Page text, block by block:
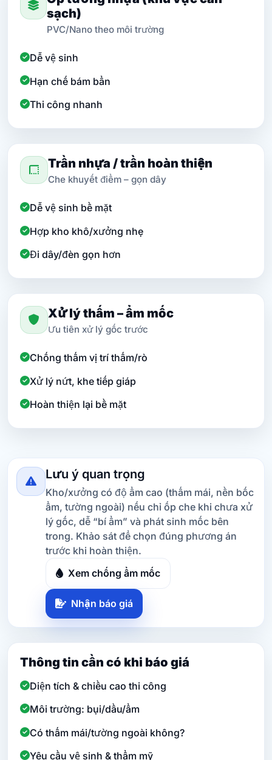
sạch)
PVC/Nano theo môi trường
Dễ vệ sinh
Hạn chế bám bẩn
Thi công nhanh
Trần nhựa / trần hoàn thiện
Che khuyết điểm – gọn dây
Dễ vệ sinh bề mặt
Hợp kho khô/xưởng nhẹ
Đi dây/đèn gọn hơn
Xử lý thấm – ẩm mốc
Ưu tiên xử lý gốc trước
Chống thấm vị trí thấm/rò
Xử lý nứt, khe tiếp giáp
Hoàn thiện lại bề mặt
Lưu ý quan trọng
Kho/xưởng có độ ẩm cao (thấm mái, nền bốc
ẩm, tường ngoài) nếu chỉ ốp che khi chưa xử
lý gốc, dễ “bí ẩm” và phát sinh mốc bên
trong. Khảo sát để chọn đúng phương án
trước khi hoàn thiện.
Xem chống ẩm mốc
Nhận báo giá
Thông tin cần có khi báo giá
Diện tích & chiều cao thi công
Môi trường: bụi/dầu/ẩm
Có thấm mái/tường ngoài không?
Yêu cầu vệ sinh & thẩm mỹ